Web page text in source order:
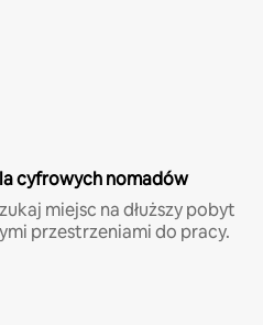
cyfrowych nomadów
miejsc na dłuższy pobyt
przestrzeniami do pracy.